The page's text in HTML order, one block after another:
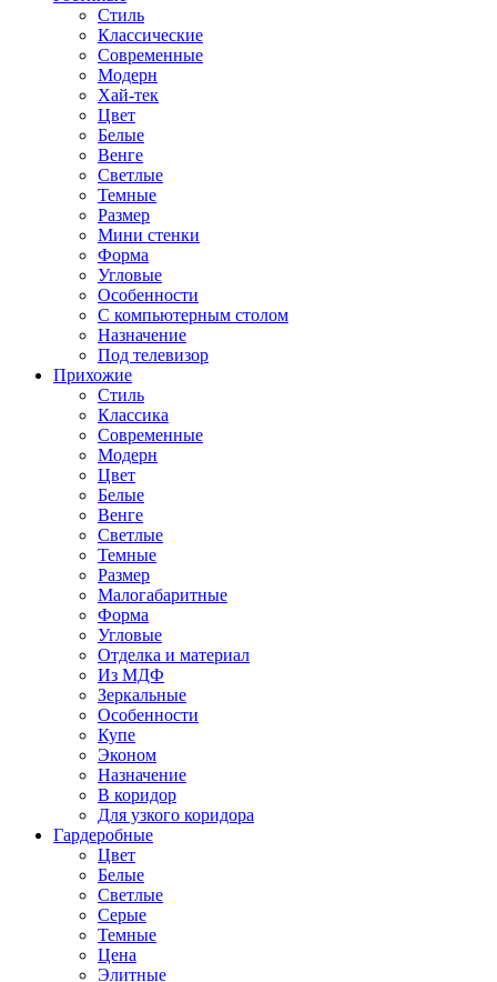
Стиль
Классические
Современные
Модерн
Хай-тек
Цвет
Белые
Венге
Светлые
Темные
Размер
Мини стенки
Форма
Угловые
Особенности
С компьютерным столом
Назначение
Под телевизор
Прихожие
Стиль
Классика
Современные
Модерн
Цвет
Белые
Венге
Светлые
Темные
Размер
Малогабаритные
Форма
Угловые
Отделка и материал
Из МДФ
Зеркальные
Особенности
Купе
Эконом
Назначение
В коридор
Для узкого коридора
Гардеробные
Цвет
Белые
Светлые
Серые
Темные
Цена
Элитные